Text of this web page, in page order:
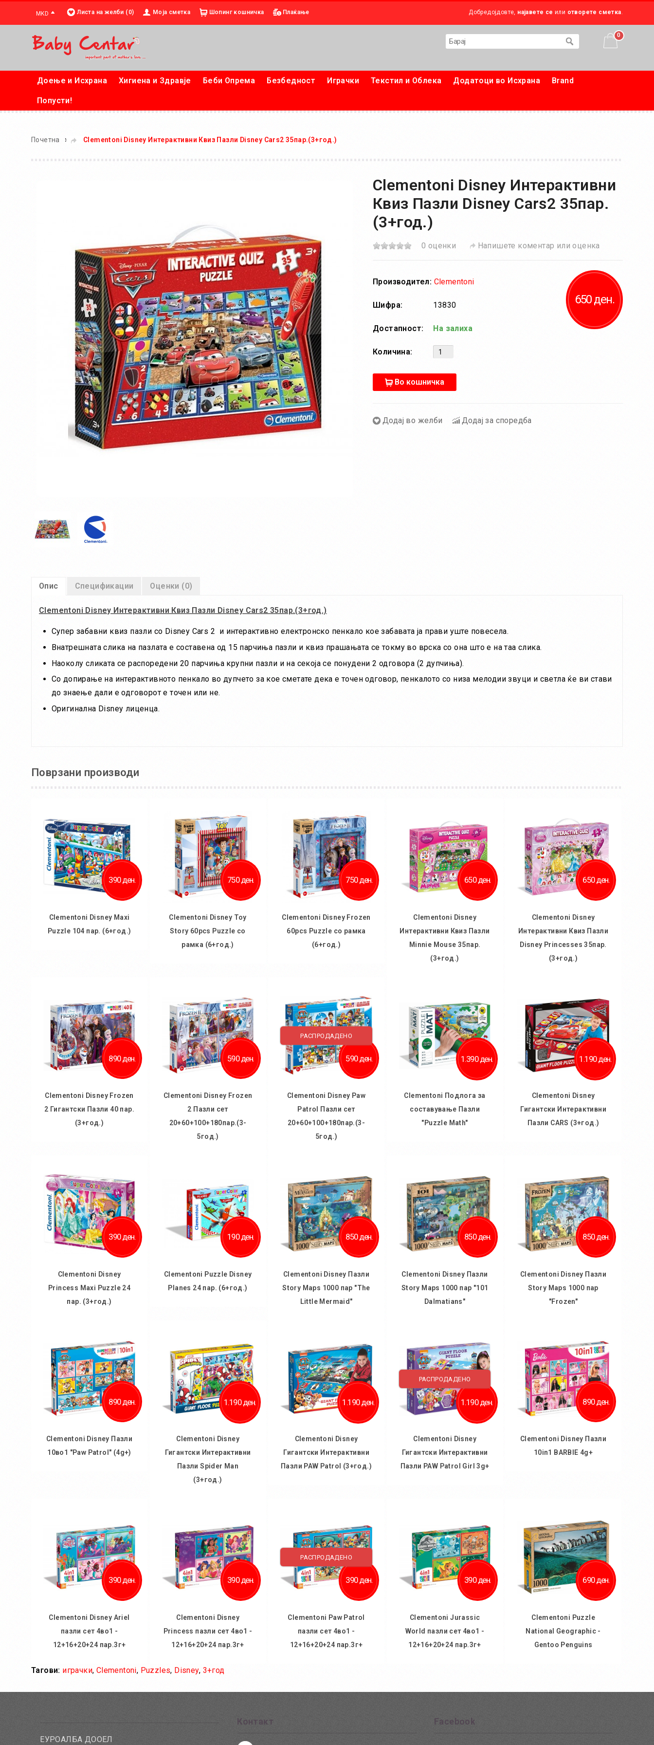
MKD Добредојдовте, најавете се или отворете сметка.
Листа на желби (0) Моја сметка Шопинг кошничка Плаќање
0
Доење и Исхрана Хигиена и Здравје Беби Опрема Безбедност Играчки Текстил и Облека Додатоци во Исхрана Brand
Попусти!
Почетна » Clementoni Disney Интерактивни Квиз Пазли Disney Cars2 35пар.(3+год.)
Clementoni Disney Интерактивни
Квиз Пазли Disney Cars2 35пар.
(3+год.)
0 оценки Напишете коментар или оценка
650 ден.
Производител: Clementoni
Шифра: 13830
Достапност: На залиха
Количина:
Во кошничка
Додај во желби Додај за споредба
Опис Спецификации Оценки (0)
Clementoni Disney Интерактивни Квиз Пазли Disney Cars2 35пар.(3+год.)
Супер забавни квиз пазли со Disney Cars 2 и интерактивно електронско пенкало кое забавата ја прави уште повесела.
Внатрешната слика на пазлата е составена од 15 парчиња пазли и квиз прашањата се токму во врска со она што е на таа слика.
Наоколу сликата се распоредени 20 парчиња крупни пазли и на секоја се понудени 2 одговора (2 дупчиња).
Со допирање на интерактивното пенкало во дупчето за кое сметате дека е точен одговор, пенкалото со низа мелодии звуци и светла ќе ви стави
до знаење дали е одговорот е точен или не.
Оригинална Disney лиценца.
Поврзани производи
390 ден.
Clementoni Disney Maxi
Puzzle 104 пар. (6+год.)
Додај за споредба
750 ден.
Clementoni Disney Toy
Story 60pcs Puzzle со
рамка (6+год.)
Додај во желби
Додај за споредба
750 ден.
Clementoni Disney Frozen
60pcs Puzzle со рамка
(6+год.)
Додај во желби
Додај за споредба
650 ден.
Clementoni Disney
Интерактивни Квиз Пазли
Minnie Mouse 35пар.
(3+год.)
Додај во желби
Додај за споредба
650 ден.
Clementoni Disney
Интерактивни Квиз Пазли
Disney Princesses 35пар.
(3+год.)
Додај во желби
Додај за споредба
890 ден.
Clementoni Disney Frozen
2 Гигантски Пазли 40 пар.
(3+год.)
Додај во желби
Додај за споредба
590 ден.
Clementoni Disney Frozen
2 Пазли сет
20+60+100+180пар.(3-
5год.)
Додај во желби
Додај за споредба
РАСПРОДАДЕНО
590 ден.
Clementoni Disney Paw
Patrol Пазли сет
20+60+100+180пар.(3-
5год.)
Додај во желби
Додај за споредба
1.390 ден.
Clementoni Подлога за
составување Пазли
"Puzzle Math"
Додај во желби
Додај за споредба
1.190 ден.
Clementoni Disney
Гигантски Интерактивни
Пазли CARS (3+год.)
Додај во желби
Додај за споредба
390 ден.
Clementoni Disney
Princess Maxi Puzzle 24
пар. (3+год.)
Додај во желби
Додај за споредба
190 ден.
Clementoni Puzzle Disney
Planes 24 пар. (6+год.)
Додај во желби
Додај за споредба
850 ден.
Clementoni Disney Пазли
Story Maps 1000 пар "The
Little Mermaid"
Додај во желби
Додај за споредба
850 ден.
Clementoni Disney Пазли
Story Maps 1000 пар "101
Dalmatians"
Додај во желби
Додај за споредба
850 ден.
Clementoni Disney Пазли
Story Maps 1000 пар
"Frozen"
Додај во желби
Додај за споредба
890 ден.
Clementoni Disney Пазли
10во1 "Paw Patrol" (4g+)
1.190 ден.
Clementoni Disney
Гигантски Интерактивни
Пазли Spider Man
(3+год.)
Додај во желби
Додај за споредба
1.190 ден.
Clementoni Disney
Гигантски Интерактивни
Пазли PAW Patrol (3+год.)
Додај за споредба
РАСПРОДАДЕНО
1.190 ден.
Clementoni Disney
Гигантски Интерактивни
Пазли PAW Patrol Girl 3g+
Додај за споредба
890 ден.
Clementoni Disney Пазли
10in1 BARBIE 4g+
Додај за споредба
390 ден.
Clementoni Disney Ariel
пазли сет 4во1 -
12+16+20+24 пар.3г+
Во кошничка
390 ден.
Clementoni Disney
Princess пазли сет 4во1 -
12+16+20+24 пар.3г+
Во кошничка
РАСПРОДАДЕНО
390 ден.
Clementoni Paw Patrol
пазли сет 4во1 -
12+16+20+24 пар.3г+
390 ден.
Clementoni Jurassic
World пазли сет 4во1 -
12+16+20+24 пар.3г+
690 ден.
Clementoni Puzzle
National Geographic -
Gentoo Penguins
Тагови: играчки, Clementoni, Puzzles, Disney, 3+год
ЕУРОАЛБА ДООЕЛ
Контакт Facebook